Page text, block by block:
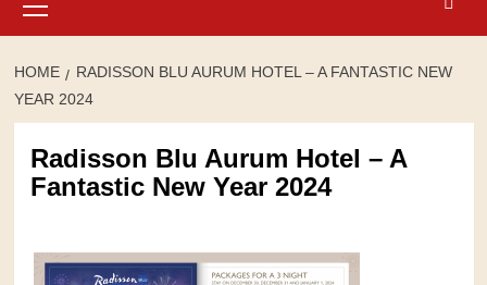
Menu
HOME
RADISSON BLU AURUM HOTEL – A FANTASTIC NEW
YEAR 2024
Radisson Blu Aurum Hotel – A
Fantastic New Year 2024